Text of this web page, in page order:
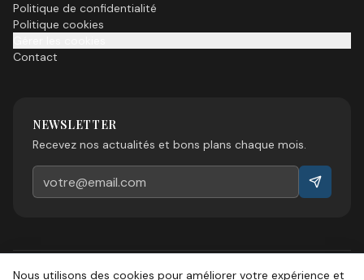
Politique de confidentialité
Politique cookies
Contact
NEWSLETTER
Recevez nos actualités et bons plans chaque mois.
Nous utilisons des cookies pour améliorer votre expérience et